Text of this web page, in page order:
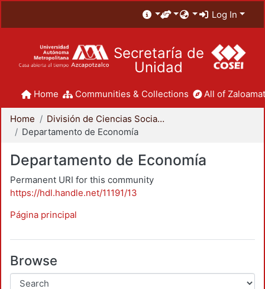
Log In
Secretaría de
Unidad
Home Communities & Collections All of
Home
División de Ciencias Sociales y Humanidades
Departamento de Economía
Departamento de Economía
Permanent URI for this community
https://hdl.handle.net/11191/13
Página principal
Browse